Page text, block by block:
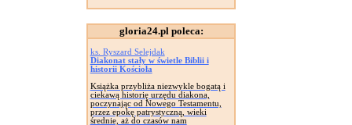
gloria24.pl poleca:
ks. Ryszard Selejdak
Diakonat stały w świetle Biblii i
historii Kościoła
Książka przybliża niezwykle bogatą i
ciekawą historię urzędu diakona,
poczynając od Nowego Testamentu,
przez epokę patrystyczną, wieki
średnie, aż do czasów nam